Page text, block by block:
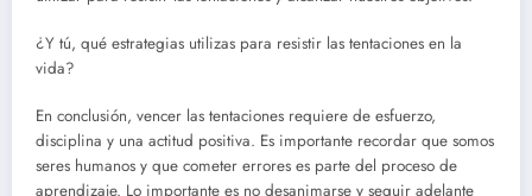
¿Y tú, qué estrategias utilizas para resistir las tentaciones en la
vida?
En conclusión, vencer las tentaciones requiere de esfuerzo,
disciplina y una actitud positiva. Es importante recordar que somos
seres humanos y que cometer errores es parte del proceso de
aprendizaje. Lo importante es no desanimarse y seguir adelante